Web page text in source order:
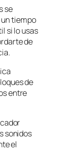
se
tiempo
si lo usas
de
de
entre
sonidos
el